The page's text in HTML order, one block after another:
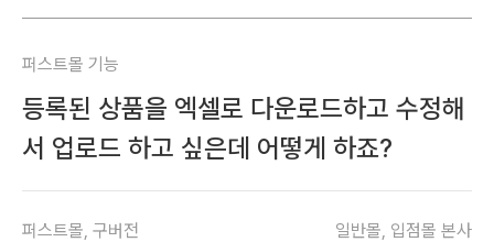
퍼스트몰 기능
등록된 상품을 엑셀로 다운로드하고 수정해
서 업로드 하고 싶은데 어떻게 하죠?
퍼스트몰, 구버전 일반몰, 입점몰 본사